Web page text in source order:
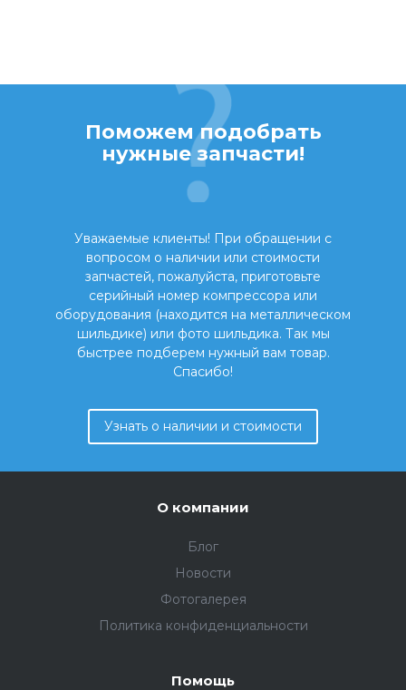
Поможем подобрать
нужные запчасти!
Уважаемые клиенты! При обращении с
вопросом о наличии или стоимости
запчастей, пожалуйста, приготовьте
серийный номер компрессора или
оборудования (находится на металлическом
шильдике) или фото шильдика. Так мы
быстрее подберем нужный вам товар.
Спасибо!
Узнать о наличии и стоимости
О компании
Блог
Новости
Фотогалерея
Политика конфиденциальности
Помощь